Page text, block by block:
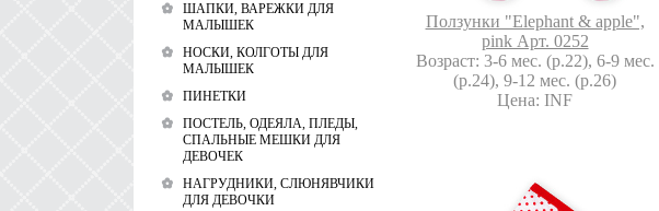
Ползунки "Еlephant & apple",
pink Арт. 0252
Возраст: 3-6 мес. (р.22), 6-9 мес.
(р.24), 9-12 мес. (р.26)
Цена: INF
ШАПКИ, ВАРЕЖКИ ДЛЯ
МАЛЫШЕК
НОСКИ, КОЛГОТЫ ДЛЯ
МАЛЫШЕК
ПИНЕТКИ
ПОСТЕЛЬ, ОДЕЯЛА, ПЛЕДЫ,
СПАЛЬНЫЕ МЕШКИ ДЛЯ
ДЕВОЧЕК
НАГРУДНИКИ, СЛЮНЯВЧИКИ
ДЛЯ ДЕВОЧКИ